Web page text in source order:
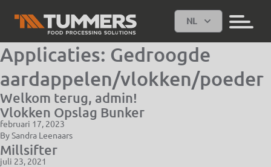
NL
Applicaties: Gedroogde
aardappelen/vlokken/poeder
Welkom terug, admin!
Vlokken Opslag Bunker
februari 17, 2023
BySandra Leenaars
Millsifter
juli 23, 2021